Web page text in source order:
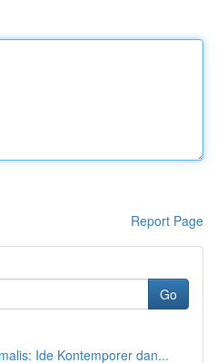
Report Page
Go
Ide Kontemporer dan...